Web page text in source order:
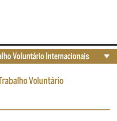
Voluntário
Voluntário Internacionais